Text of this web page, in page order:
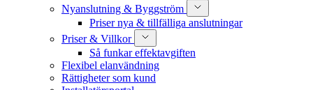
Nyanslutning & Byggström
Priser nya & tillfälliga anslutningar
Priser & Villkor
Så funkar effektavgiften
Flexibel elanvändning
Rättigheter som kund